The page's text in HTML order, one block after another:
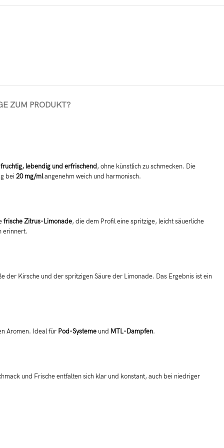
ZUM PRODUKT?
fruchtig, lebendig und erfrischend, ohne künstlich zu schmecken. Die
bei 20 mg/mlangenehm weich und harmonisch.
frische Zitrus-Limonade, die dem Profil eine spritzige, leicht säuerliche
erinnert.
der Kirsche und der spritzigen Säure der Limonade. Das Ergebnis ist ein
Aromen. Ideal für Pod-Systeme und MTL-Dampfen.
und Frische entfalten sich klar und konstant, auch bei niedriger